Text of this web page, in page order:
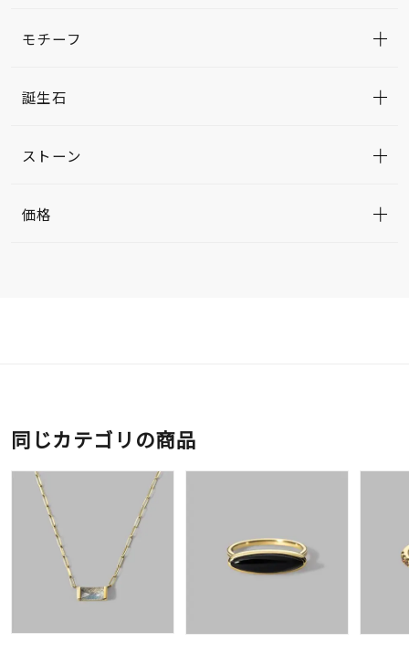
モチーフ
誕生石
ストーン
価格
同じカテゴリの商品